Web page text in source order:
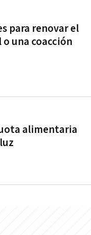
para renovar el
una coacción
alimentaria